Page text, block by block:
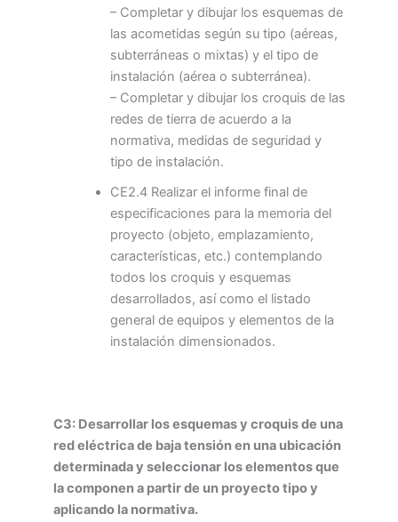
– Completar y dibujar los esquemas de
las acometidas según su tipo (aéreas,
subterráneas o mixtas) y el tipo de
instalación (aérea o subterránea).
– Completar y dibujar los croquis de las
redes de tierra de acuerdo a la
normativa, medidas de seguridad y
tipo de instalación.
CE2.4 Realizar el informe final de
especificaciones para la memoria del
proyecto (objeto, emplazamiento,
características, etc.) contemplando
todos los croquis y esquemas
desarrollados, así como el listado
general de equipos y elementos de la
instalación dimensionados.
C3: Desarrollar los esquemas y croquis de una
red eléctrica de baja tensión en una ubicación
determinada y seleccionar los elementos que
la componen a partir de un proyecto tipo y
aplicando la normativa.